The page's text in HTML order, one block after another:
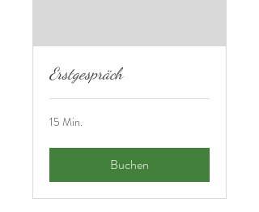
Erstgespräch
15 Min.
Buchen